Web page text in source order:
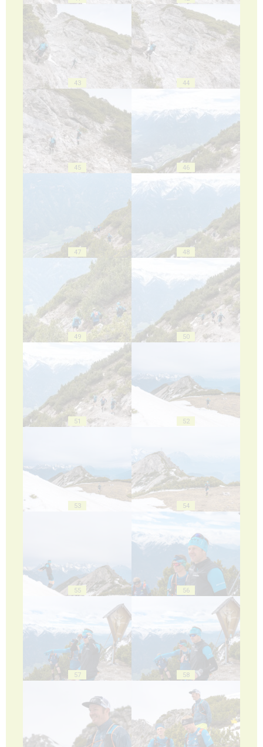
43 44
45 46
47 48
49 50
51 52
53 54
55 56
57 58